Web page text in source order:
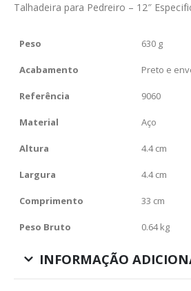
Talhadeira para Pedreiro – 12″
Peso 630 g
Acabamento Preto e
Referência 9060
Material Aço
Altura 4.4 cm
Largura 4.4 cm
Comprimento 33 cm
Peso Bruto 0.64 kg
INFORMAÇÃO